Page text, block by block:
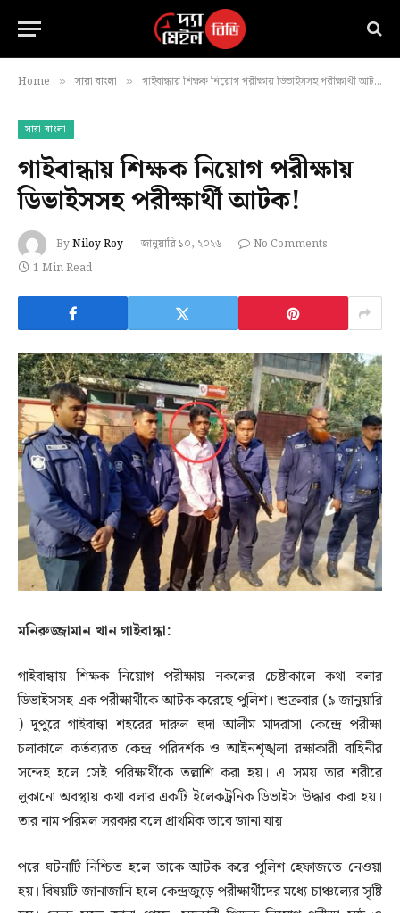
Home » সারা বাংলা » ‎গাইবান্ধায় শিক্ষক নিয়োগ পরীক্ষায় ডিভাইসসহ পরীক্ষার্থী আটক!
সারা বাংলা
‎গাইবান্ধায় শিক্ষক নিয়োগ পরীক্ষায়
ডিভাইসসহ পরীক্ষার্থী আটক!
ByNiloy Roy জানুয়ারি ১০, ২০২৬
No Comments
1 Min Read
মনিরুজ্জামান খান গাইবান্ধা:
গাইবান্ধায় শিক্ষক নিয়োগ পরীক্ষায় নকলের চেষ্টাকালে কথা বলার
ডিভাইসসহ এক পরীক্ষার্থীকে আটক করেছে পুলিশ। ‎শুক্রবার (৯ জানুয়ারি
) দুপুরে গাইবান্ধা শহরের দারুল হুদা আলীম মাদরাসা কেন্দ্রে পরীক্ষা
চলাকালে কর্তব্যরত কেন্দ্র পরিদর্শক ও আইনশৃঙ্খলা রক্ষাকারী বাহিনীর
সন্দেহ হলে সেই পরিক্ষার্থীকে তল্লাশি করা হয়। এ সময় তার শরীরে
লুকানো অবস্থায় কথা বলার একটি ইলেকট্রনিক ডিভাইস উদ্ধার করা হয়।
তার নাম পরিমল সরকার বলে প্রাথমিক ভাবে জানা যায়। ‎
পরে ঘটনাটি নিশ্চিত হলে তাকে আটক করে পুলিশ হেফাজতে নেওয়া
হয়। বিষয়টি জানাজানি হলে কেন্দ্রজুড়ে পরীক্ষার্থীদের মধ্যে চাঞ্চল্যের সৃষ্টি